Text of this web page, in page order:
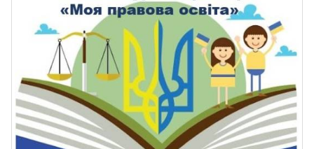
–
2021